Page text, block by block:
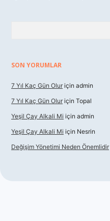
SON YORUMLAR
7 Yıl Kaç Gün Olur için admin
7 Yıl Kaç Gün Olur için Topal
Yeşil Çay Alkali Mi için admin
Yeşil Çay Alkali Mi için Nesrin
Değişim Yönetimi Neden Önemlidir